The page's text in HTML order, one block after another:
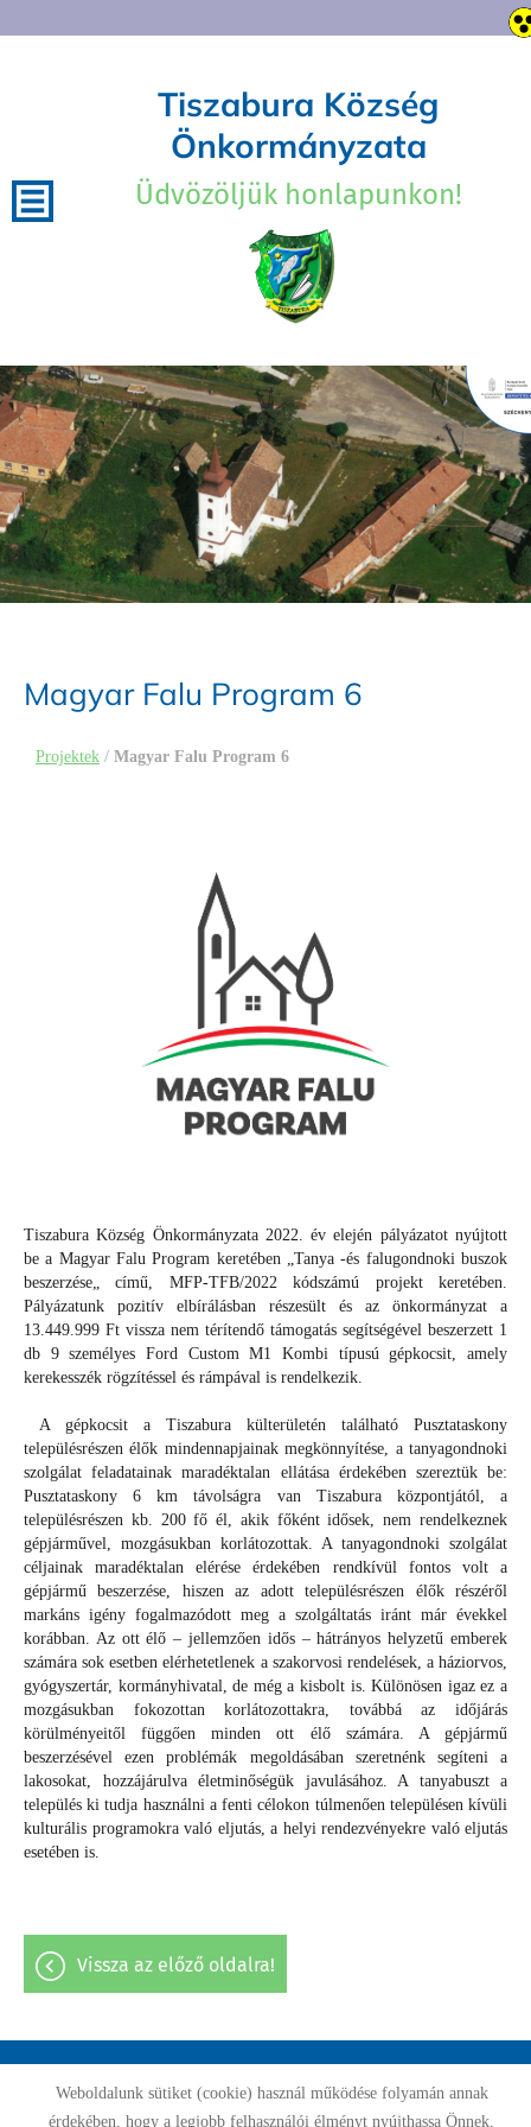
Tiszabura Község
Önkormányzata
Üdvözöljük honlapunkon!
Magyar Falu Program 6
Projektek / Magyar Falu Program 6
Tiszabura Község Önkormányzata 2022. év elején pályázatot nyújtott
be a Magyar Falu Program keretében „Tanya -és falugondnoki buszok
beszerzése„ című, MFP-TFB/2022 kódszámú projekt keretében.
Pályázatunk pozitív elbírálásban részesült és az önkormányzat a
13.449.999 Ft vissza nem térítendő támogatás segítségével beszerzett 1
db 9 személyes Ford Custom M1 Kombi típusú gépkocsit, amely
kerekesszék rögzítéssel és rámpával is rendelkezik.
A gépkocsit a Tiszabura külterületén található Pusztataskony
településrészen élők mindennapjainak megkönnyítése, a tanyagondnoki
szolgálat feladatainak maradéktalan ellátása érdekében szereztük be:
Pusztataskony 6 km távolságra van Tiszabura központjától, a
településrészen kb. 200 fő él, akik főként idősek, nem rendelkeznek
gépjárművel, mozgásukban korlátozottak. A tanyagondnoki szolgálat
céljainak maradéktalan elérése érdekében rendkívül fontos volt a
gépjármű beszerzése, hiszen az adott településrészen élők részéről
markáns igény fogalmazódott meg a szolgáltatás iránt már évekkel
korábban. Az ott élő – jellemzően idős – hátrányos helyzetű emberek
számára sok esetben elérhetetlenek a szakorvosi rendelések, a háziorvos,
gyógyszertár, kormányhivatal, de még a kisbolt is. Különösen igaz ez a
mozgásukban fokozottan korlátozottakra, továbbá az időjárás
körülményeitől függően minden ott élő számára. A gépjármű
beszerzésével ezen problémák megoldásában szeretnénk segíteni a
lakosokat, hozzájárulva életminőségük javulásához. A tanyabuszt a
település ki tudja használni a fenti célokon túlmenően településen kívüli
kulturális programokra való eljutás, a helyi rendezvényekre való eljutás
esetében is.
vissza az előző oldalra!
Oldal információk Adatkezelési tájékoztató Impresszum
Weboldalunk sütiket (cookie) használ működése folyamán annak
érdekében, hogy a legjobb felhasználói élményt nyújthassa Önnek,